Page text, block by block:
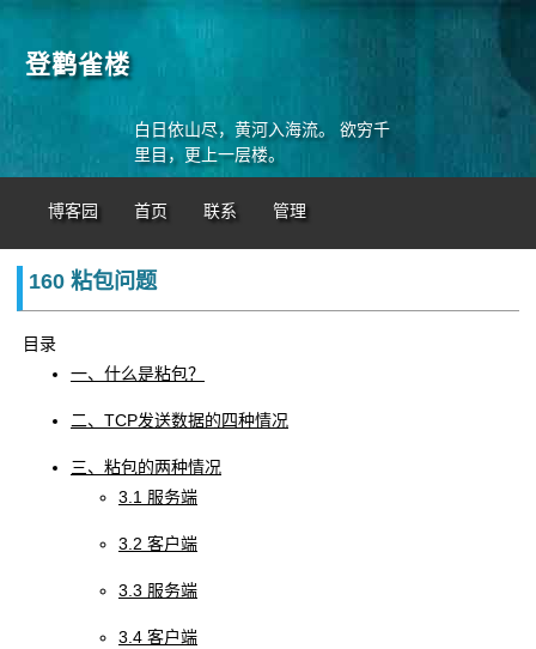
登鹳雀楼
白日依山尽，黄河入海流。 欲穷千
里目，更上一层楼。
博客园 首页 联系 管理
160 粘包问题
目录
一、什么是粘包？
二、TCP发送数据的四种情况
三、粘包的两种情况
3.1 服务端
3.2 客户端
3.3 服务端
3.4 客户端